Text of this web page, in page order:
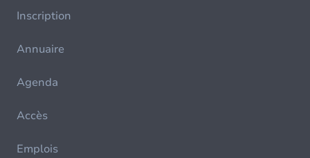
Inscription
Annuaire
Agenda
Accès
Emplois